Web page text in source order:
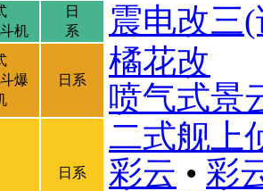
机
日
系
震电改三
爆
日系
橘花改
喷气式景
日系
二式舰上
彩云 • 彩